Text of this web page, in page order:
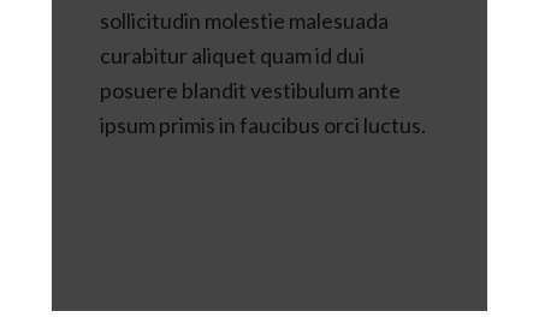
sollicitudin molestie malesuada
curabitur aliquet quam id dui
posuere blandit vestibulum ante
ipsum primis in faucibus orci luctus.